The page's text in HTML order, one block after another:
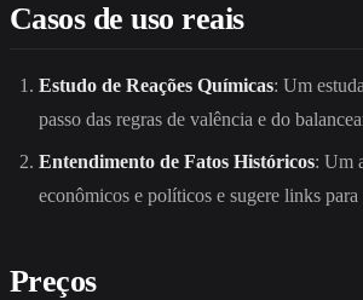
Casos de uso reais
Estudo de Reações Químicas: Um
passo das regras de valência e do
Entendimento de Fatos Históricos: Um
econômicos e políticos e sugere links
Preços